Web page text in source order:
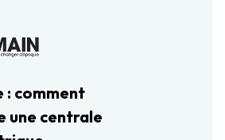
: comment
une centrale